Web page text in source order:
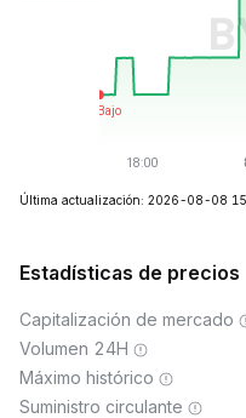
Última actualización: 2026-08-08
Estadísticas de precios
Capitalización de mercado
Volumen 24H
Máximo histórico
Suministro circulante